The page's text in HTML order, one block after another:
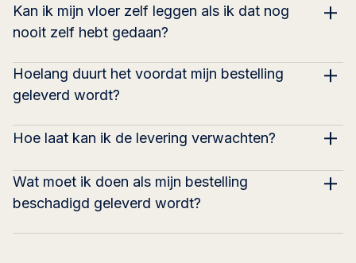
Kan ik mijn vloer zelf leggen als ik dat nog
nooit zelf hebt gedaan?
Hoelang duurt het voordat mijn bestelling
geleverd wordt?
Hoe laat kan ik de levering verwachten?
Wat moet ik doen als mijn bestelling
beschadigd geleverd wordt?